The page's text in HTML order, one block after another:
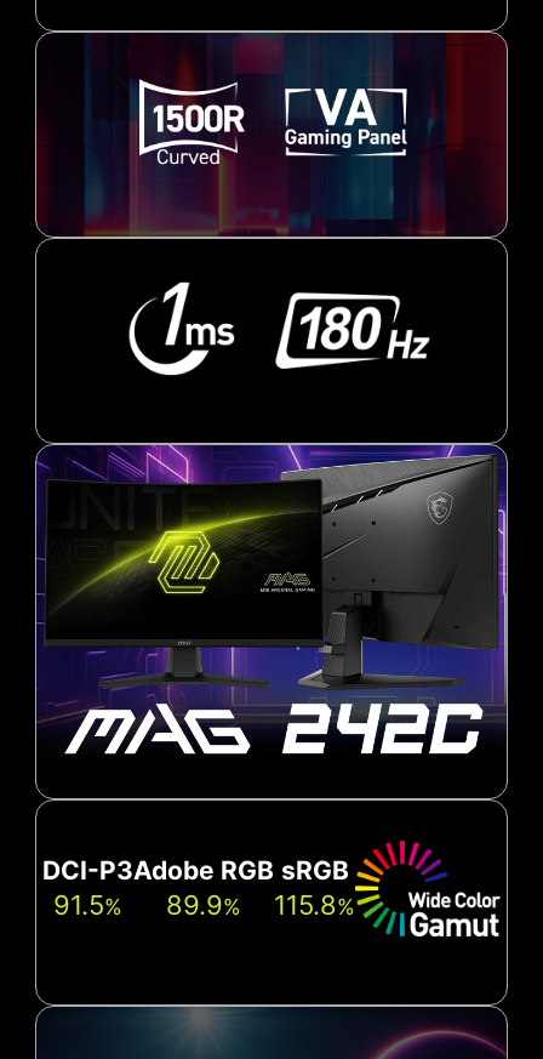
DCI-P3
91.5%
Adobe RGB
89.9%
sRGB
115.8%